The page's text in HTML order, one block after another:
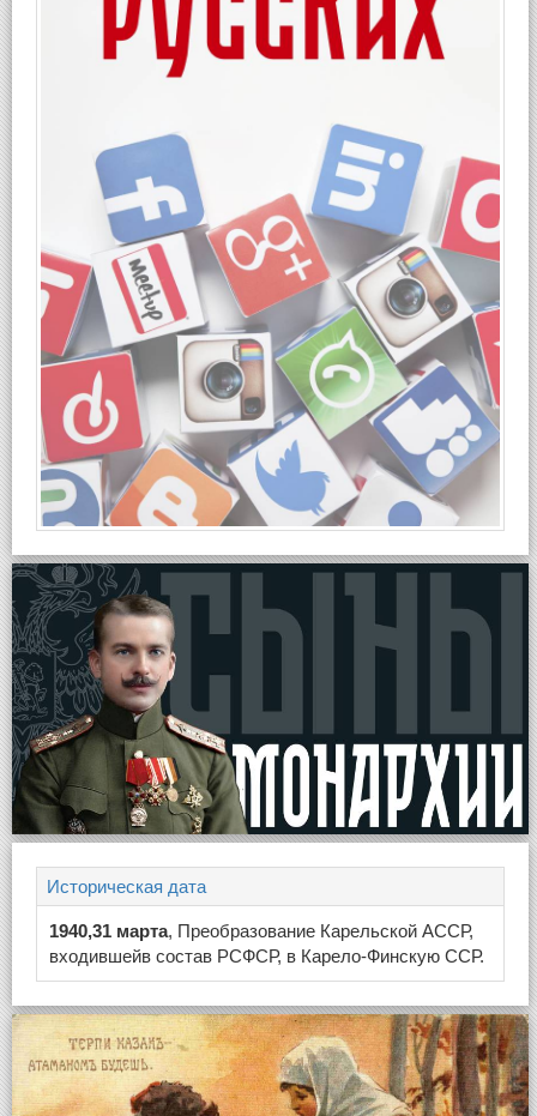
Историческая дата
1940,31 марта, Преобразование Карельской АССР,
входившейв состав РСФСР, в Карело-Финскую ССР.